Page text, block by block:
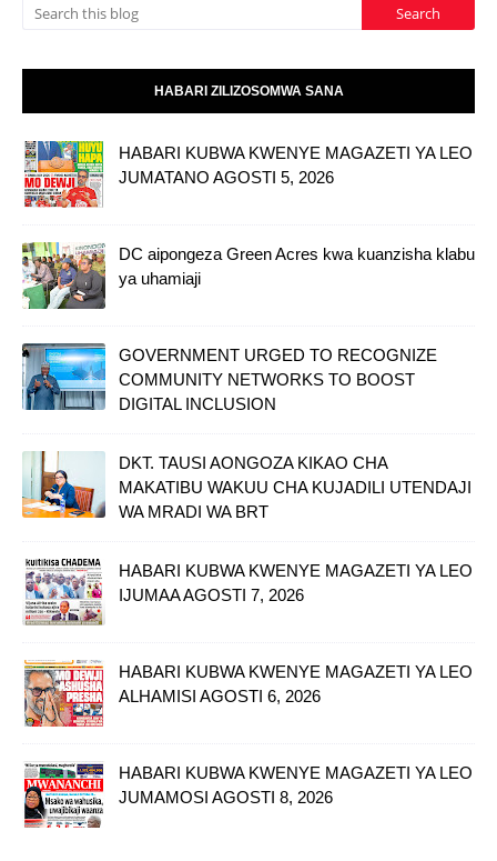
HABARI ZILIZOSOMWA SANA
HABARI KUBWA KWENYE MAGAZETI YA LEO
JUMATANO AGOSTI 5, 2026
DC aipongeza Green Acres kwa kuanzisha klabu
ya uhamiaji
GOVERNMENT URGED TO RECOGNIZE
COMMUNITY NETWORKS TO BOOST
DIGITAL INCLUSION
DKT. TAUSI AONGOZA KIKAO CHA
MAKATIBU WAKUU CHA KUJADILI UTENDAJI
WA MRADI WA BRT
HABARI KUBWA KWENYE MAGAZETI YA LEO
IJUMAA AGOSTI 7, 2026
HABARI KUBWA KWENYE MAGAZETI YA LEO
ALHAMISI AGOSTI 6, 2026
HABARI KUBWA KWENYE MAGAZETI YA LEO
JUMAMOSI AGOSTI 8, 2026